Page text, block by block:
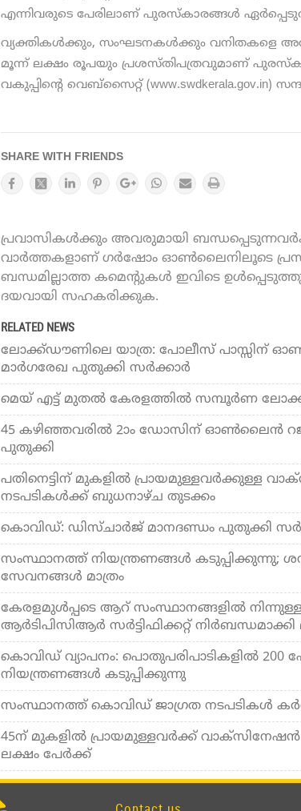
എന്നിവരുടെ പേരിലാണ് പുരസ്‌കാരങ്ങള്‍
വ്യക്തികള്‍ക്കും, സംഘടനകള്‍ക്കും വനിതകളെ
മൂന്ന് ലക്ഷം രൂപയും പ്രശസ്തിപത്രവുമാണ്
വകുപ്പിന്റെ വെബ്‌സൈറ്റ് (www.swdkerala.gov.in)
SHARE WITH FRIENDS
പ്രവാസികൾക്കും അവരുമായി
വാർത്തകളാണ് ഗർഷോം ഓൺലൈനിലൂടെ
ബന്ധമില്ലാത്ത കമെന്റുകൾ ഇവിടെ
ദയവായി സഹകരിക്കുക.
RELATED NEWS
ലോക്ക്ഡൗണിലെ യാത്ര: പോലീസ് പാസ്സിന്
മാര്‍ഗരേഖ പുതുക്കി സര്‍ക്കാര്‍
മെയ് എട്ട് മുതല്‍ കേരളത്തില്‍ സമ്പൂര്‍ണ
45 കഴിഞ്ഞവരില്‍ 2ാം ഡോസിന് ഓണ്‍ലൈന്‍
പുതുക്കി
പതിനെട്ടിന് മുകളില്‍ പ്രായമുള്ളവര്‍ക്കുള്ള
നടപടികള്‍ക്ക് ബുധനാഴ്ച തുടക്കം
കൊവിഡ്: ഡിസ്ചാര്‍ജ് മാനദണ്ഡം പുതുക്കി
സംസ്ഥാനത്ത് നിയന്ത്രണങ്ങള്‍ കടുപ്പിക്കുന്നു;
സേവനങ്ങള്‍ മാത്രം
കേരളമുള്‍പ്പടെ ആറ് സംസ്ഥാനങ്ങളില്‍ നിന്നുള്ള
ആര്‍ടിപിസിആര്‍ സര്‍ട്ടിഫിക്കറ്റ് നിര്‍ബന്ധമാക്കി
കൊവിഡ് വ്യാപനം: പൊതുപരിപാടികളില്‍ 200
നിയന്ത്രണങ്ങള്‍ കടുപ്പിക്കുന്നു
സംസ്ഥാനത്ത് കൊവിഡ് ജാഗ്രത നടപടികള്‍
45ന് മുകളില്‍ പ്രായമുള്ളവര്‍ക്ക് വാക്‌സിനേഷന്‍
ലക്ഷം പേര്‍ക്ക്